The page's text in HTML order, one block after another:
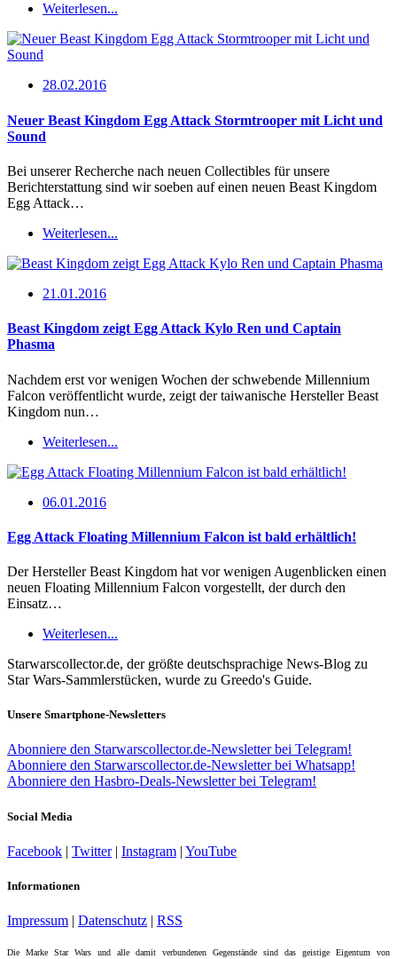
Weiterlesen...
28.02.2016
Neuer Beast Kingdom Egg Attack Stormtrooper mit Licht und
Sound
Bei unserer Recherche nach neuen Collectibles für unsere
Berichterstattung sind wir soeben auf einen neuen Beast Kingdom
Egg Attack…
Weiterlesen...
21.01.2016
Beast Kingdom zeigt Egg Attack Kylo Ren und Captain
Phasma
Nachdem erst vor wenigen Wochen der schwebende Millennium
Falcon veröffentlicht wurde, zeigt der taiwanische Hersteller Beast
Kingdom nun…
Weiterlesen...
06.01.2016
Egg Attack Floating Millennium Falcon ist bald erhältlich!
Der Hersteller Beast Kingdom hat vor wenigen Augenblicken einen
neuen Floating Millennium Falcon vorgestellt, der durch den
Einsatz…
Weiterlesen...
Starwarscollector.de, der größte deutschsprachige News-Blog zu
Star Wars-Sammlerstücken, wurde zu Greedo's Guide.
Unsere Smartphone-Newsletters
Abonniere den Starwarscollector.de-Newsletter bei Telegram!
Abonniere den Starwarscollector.de-Newsletter bei Whatsapp!
Abonniere den Hasbro-Deals-Newsletter bei Telegram!
Social Media
Facebook | Twitter| Instagram | YouTube
Informationen
Impressum | Datenschutz | RSS
Die Marke Star Wars und alle damit verbundenen Gegenstände sind das geistige Eigentum von